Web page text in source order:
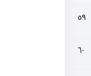
٥٩
٦٠